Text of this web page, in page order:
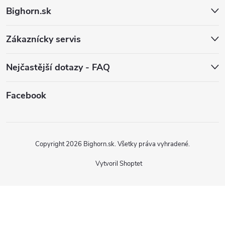
e
Bighorn.sk
Zákaznícky servis
Nejčastější dotazy - FAQ
Facebook
Vytvoril Shoptet
Copyright 2026 Bighorn.sk. Všetky práva vyhradené.